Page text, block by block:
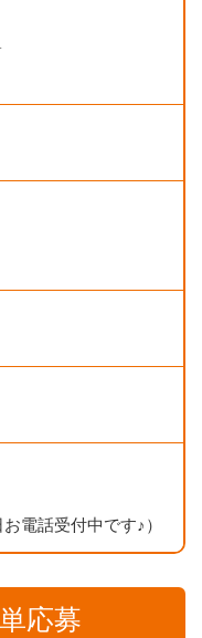
電話受付中です♪）
応募